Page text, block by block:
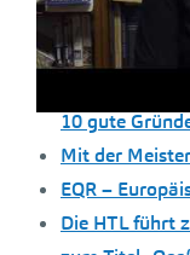
Gütesiegel
reglementierte
10 gute
Mit der
EQR –
Die HTL führt